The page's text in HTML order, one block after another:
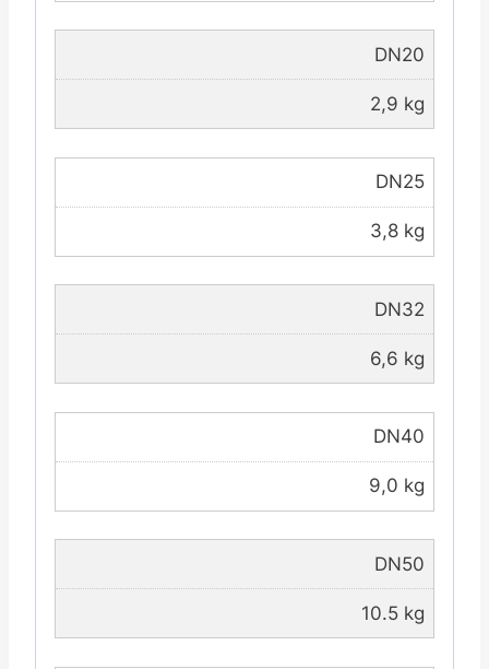
DN20
2,9 kg
DN25
3,8 kg
DN32
6,6 kg
DN40
9,0 kg
DN50
10.5 kg